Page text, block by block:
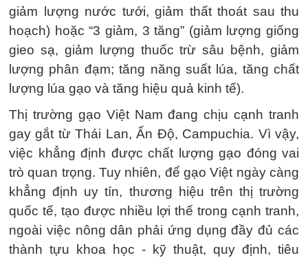
giảm lượng nước tưới, giảm thất thoát sau thu
hoạch) hoặc “3 giảm, 3 tăng” (giảm lượng giống
gieo sạ, giảm lượng thuốc trừ sâu bệnh, giảm
lượng phân đạm; tăng năng suất lúa, tăng chất
lượng lúa gạo và tăng hiệu quả kinh tế).
Thị trường gạo Việt Nam đang chịu cạnh tranh
gay gắt từ Thái Lan, Ấn Độ, Campuchia. Vì vậy,
việc khẳng định được chất lượng gạo đóng vai
trò quan trọng. Tuy nhiên, để gạo Việt ngày càng
khẳng định uy tín, thương hiệu trên thị trường
quốc tế, tạo được nhiều lợi thế trong cạnh tranh,
ngoài việc nông dân phải ứng dụng đầy đủ các
thành tựu khoa học - kỹ thuật, quy định, tiêu